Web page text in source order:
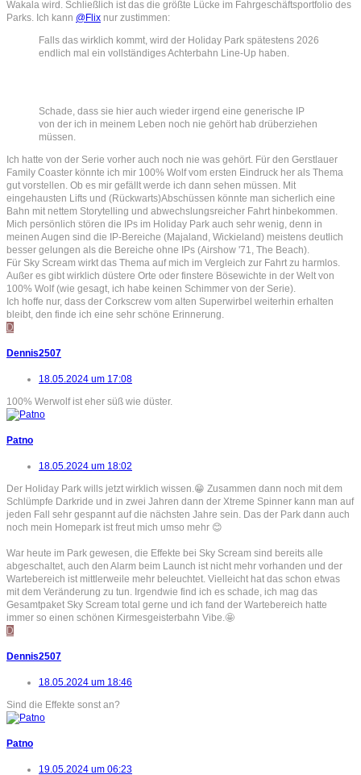
Wakala wird. Schließlich ist das die größte Lücke im Fahrgeschäftsportfolio des
Parks. Ich kann @Flix nur zustimmen:
Falls das wirklich kommt, wird der Holiday Park spätestens 2026
endlich mal ein vollständiges Achterbahn Line-Up haben.
Schade, dass sie hier auch wieder irgend eine generische IP
von der ich in meinem Leben noch nie gehört hab drüberziehen
müssen.
Ich hatte von der Serie vorher auch noch nie was gehört. Für den Gerstlauer
Family Coaster könnte ich mir 100% Wolf vom ersten Eindruck her als Thema
gut vorstellen. Ob es mir gefällt werde ich dann sehen müssen. Mit
eingehausten Lifts und (Rückwarts)Abschüssen könnte man sicherlich eine
Bahn mit nettem Storytelling und abwechslungsreicher Fahrt hinbekommen.
Mich persönlich stören die IPs im Holiday Park auch sehr wenig, denn in
meinen Augen sind die IP-Bereiche (Majaland, Wickieland) meistens deutlich
besser gelungen als die Bereiche ohne IPs (Airshow '71, The Beach).
Für Sky Scream wirkt das Thema auf mich im Vergleich zur Fahrt zu harmlos.
Außer es gibt wirklich düstere Orte oder finstere Bösewichte in der Welt von
100% Wolf (wie gesagt, ich habe keinen Schimmer von der Serie).
Ich hoffe nur, dass der Corkscrew vom alten Superwirbel weiterhin erhalten
bleibt, den finde ich eine sehr schöne Erinnerung.
D
Dennis2507
18.05.2024 um 17:08
100% Werwolf ist eher süß wie düster.
Patno
18.05.2024 um 18:02
Der Holiday Park wills jetzt wirklich wissen.😁 Zusammen dann noch mit dem
Schlümpfe Darkride und in zwei Jahren dann der Xtreme Spinner kann man auf
jeden Fall sehr gespannt auf die nächsten Jahre sein. Das der Park dann auch
noch mein Homepark ist freut mich umso mehr 😊
War heute im Park gewesen, die Effekte bei Sky Scream sind bereits alle
abgeschaltet, auch den Alarm beim Launch ist nicht mehr vorhanden und der
Wartebereich ist mittlerweile mehr beleuchtet. Vielleicht hat das schon etwas
mit dem Veränderung zu tun. Irgendwie find ich es schade, ich mag das
Gesamtpaket Sky Scream total gerne und ich fand der Wartebereich hatte
immer so einen schönen Kirmesgeisterbahn Vibe.🤩
D
Dennis2507
18.05.2024 um 18:46
Sind die Effekte sonst an?
Patno
19.05.2024 um 06:23